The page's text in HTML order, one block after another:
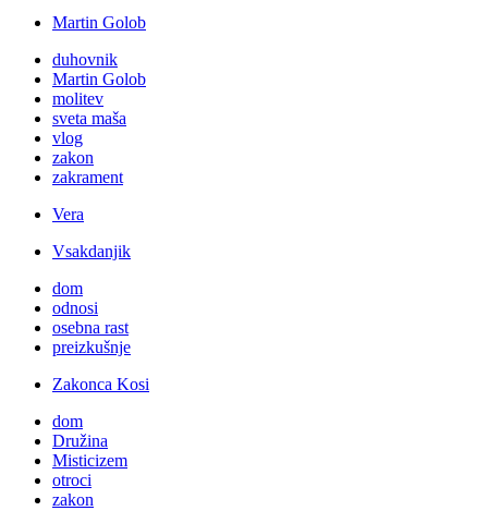
Martin Golob
duhovnik
Martin Golob
molitev
sveta maša
vlog
zakon
zakrament
Vera
Vsakdanjik
dom
odnosi
osebna rast
preizkušnje
Zakonca Kosi
dom
Družina
Misticizem
otroci
zakon